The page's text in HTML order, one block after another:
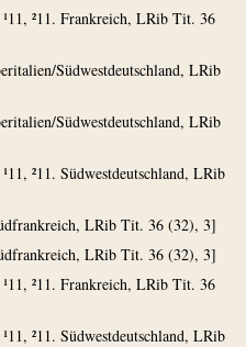
¹11, ²11. Frankreich, LRib Tit. 36
Südwestdeutschland, LRib
Südwestdeutschland, LRib
¹11, ²11. Südwestdeutschland, LRib
LRib Tit. 36 (32), 3]
LRib Tit. 36 (32), 3]
¹11, ²11. Frankreich, LRib Tit. 36
¹11, ²11. Südwestdeutschland, LRib